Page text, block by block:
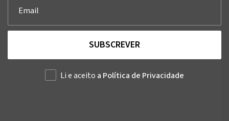
SUBSCREVER
Li e aceito a Política de Privacidade